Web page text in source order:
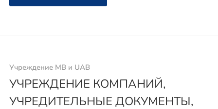
Учреждение MB и UAB
УЧРЕЖДЕНИЕ КОМПАНИЙ,
УЧРЕДИТЕЛЬНЫЕ ДОКУМЕНТЫ,